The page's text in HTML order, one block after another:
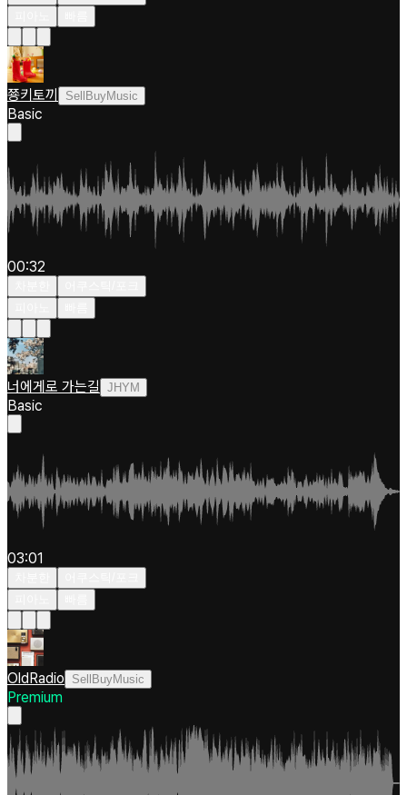
쭁키토끼 SellBuyMusic
Basic
00:32
너에게로 가는길 JHYM
Basic
03:01
OldRadio SellBuyMusic
Premium